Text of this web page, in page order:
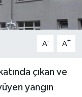
A- A+
çıkan ve
yangın